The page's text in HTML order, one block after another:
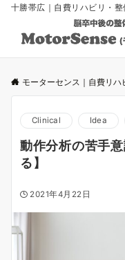
十勝帯広｜自費リハビリ・
モーターセンス｜自費リ
Clinical Idea
動作分析の苦手
る】
2021年4月22日